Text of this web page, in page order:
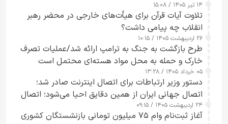
۱۴ تیر ۱۴۰۵ / ۱۵:۰۸
تلاوت آیات قرآن برای هیأت‌های خارجی در محضر رهبر
انقلاب چه پیامی داشت؟
۲۶ اردیبهشت ۱۴۰۵ / ۱۰:۱۵
طرح‌ بازگشت به جنگ به ترامپ ارائه شد/عملیات تصرف
خارک و حمله به محل مواد هسته‌ای محتمل است
۰۵ خرداد ۱۴۰۵ / ۱۳:۲۸
دستور وزیر ارتباطات برای اتصال اینترنت صادر شد؛
اتصال جهانی ایران از همین دقایق احیا می‌شود؛ اتصال
کامل مردم تا ۲۴ ساعت آینده
۲۴ اردیبهشت ۱۴۰۵ / ۰۹:۱۵
آغاز ثبت‌نام وام ۷۵ میلیون تومانی بازنشستگان کشوری